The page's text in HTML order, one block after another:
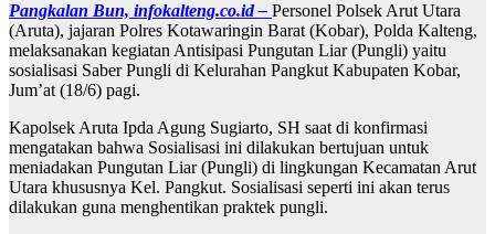
Pangkalan Bun, infokalteng.co.id – Personel Polsek Arut Utara
(Aruta), jajaran Polres Kotawaringin Barat (Kobar), Polda Kalteng,
melaksanakan kegiatan Antisipasi Pungutan Liar (Pungli) yaitu
sosialisasi Saber Pungli di Kelurahan Pangkut Kabupaten Kobar,
Jum’at (18/6) pagi.
Kapolsek Aruta Ipda Agung Sugiarto, SH saat di konfirmasi
mengatakan bahwa Sosialisasi ini dilakukan bertujuan untuk
meniadakan Pungutan Liar (Pungli) di lingkungan Kecamatan Arut
Utara khususnya Kel. Pangkut. Sosialisasi seperti ini akan terus
dilakukan guna menghentikan praktek pungli.